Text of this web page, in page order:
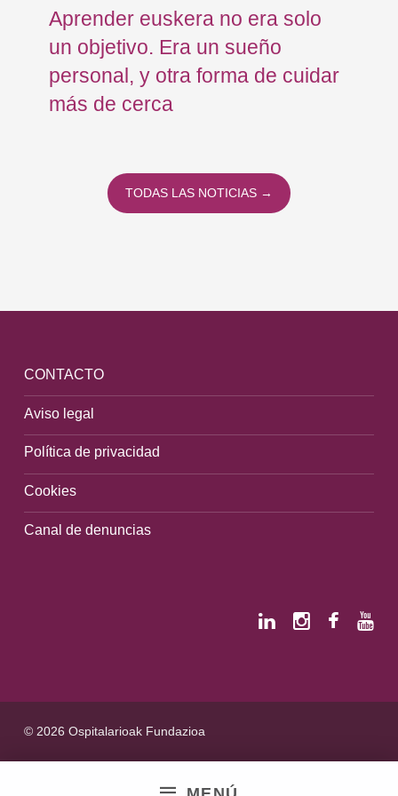
Aprender euskera no era solo
un objetivo. Era un sueño
personal, y otra forma de cuidar
más de cerca
TODAS LAS NOTICIAS →
CONTACTO
Aviso legal
Política de privacidad
Cookies
Canal de denuncias
© 2026 Ospitalarioak Fundazioa